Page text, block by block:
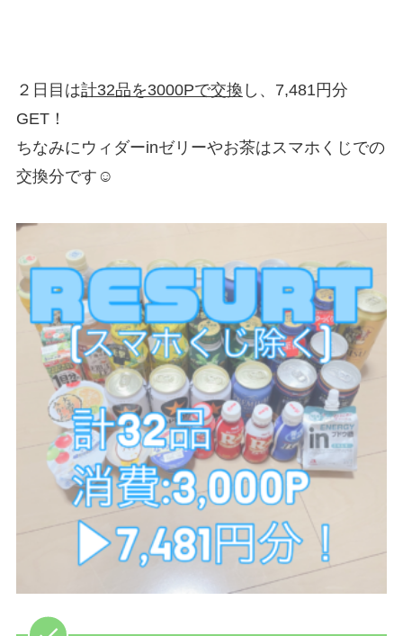
２日目は計32品を3000Pで交換 し、 7,481円分
GET！
ちなみにウィダーinゼリーやお茶はスマホくじでの
交換分です☺︎